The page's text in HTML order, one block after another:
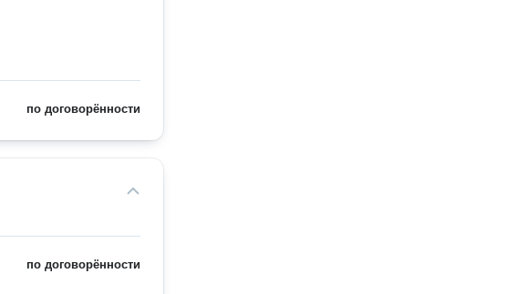
по договорённости
по договорённости